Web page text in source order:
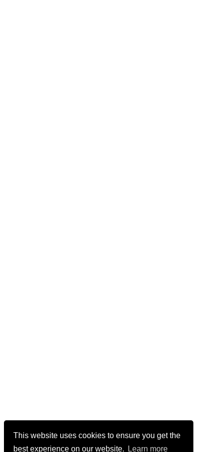
This website uses cookies to ensure you get the
best experience on our website.
Learn more